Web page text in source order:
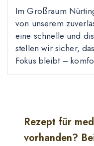
Im Großraum
von unserem
eine schnelle und
stellen wir sicher,
Fokus bleibt –
Rezept für
vorhanden?